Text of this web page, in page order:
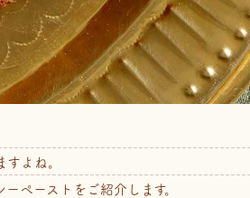
よね。
ペーストをご紹介します。